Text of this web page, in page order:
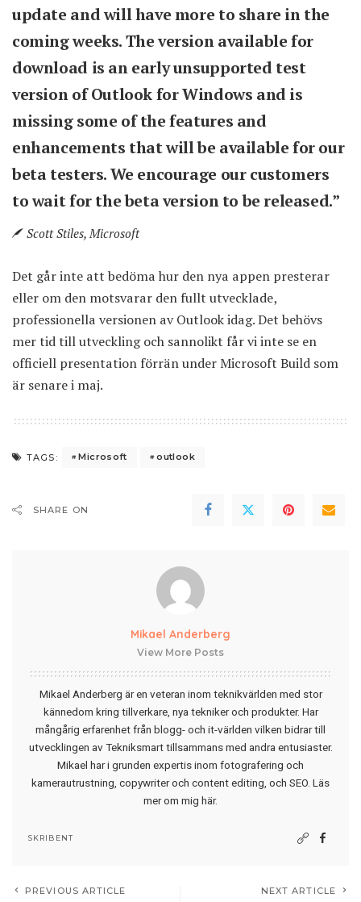
update and will have more to share in the
coming weeks. The version available for
download is an early unsupported test
version of Outlook for Windows and is
missing some of the features and
enhancements that will be available for our
beta testers. We encourage our customers
to wait for the beta version to be released.”
Scott Stiles, Microsoft
Det går inte att bedöma hur den nya appen presterar
eller om den motsvarar den fullt utvecklade,
professionella versionen av Outlook idag. Det behövs
mer tid till utveckling och sannolikt får vi inte se en
officiell presentation förrän under Microsoft Build som
är senare i maj.
TAGS: Microsoft outlook
SHARE ON
Mikael Anderberg
View More Posts
Mikael Anderberg är en veteran inom teknikvärlden med stor
kännedom kring tillverkare, nya tekniker och produkter. Har
mångårig erfarenhet från blogg- och it-världen vilken bidrar till
utvecklingen av Tekniksmart tillsammans med andra entusiaster.
Mikael har i grunden expertis inom fotografering och
kamerautrustning, copywriter och content editing, och SEO. Läs
mer om mig här.
SKRIBENT
PREVIOUS ARTICLE NEXT ARTICLE